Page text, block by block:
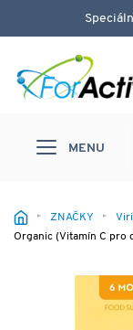
MENU
ZNAČKY
Organic (Vitamín C pro